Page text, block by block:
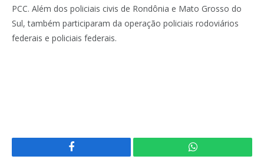
PCC. Além dos policiais civis de Rondônia e Mato Grosso do
Sul, também participaram da operação policiais rodoviários
federais e policiais federais.
Facebook WhatsApp